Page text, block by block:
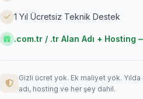
1 Yıl Ücretsiz Teknik Destek
.com.tr / .tr Alan Adı + Hosting
Gizli ücret yok. Ek maliyet yok.
adı, hosting ve her şey dahil.